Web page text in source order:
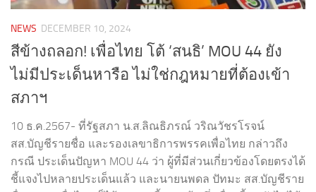
NEWS DECEMBER 10, 2024
สีข้างถลอก! เพื่อไทย โต้ ‘สนธิ’ MOU 44 ยัง
ไม่มีประเด็นหารือ ไม่ใช่กฎหมายที่ต้องเข้า
สภาฯ
10 ธ.ค.2567- ที่รัฐสภา น.ส.ลิณธิภรณ์ วริณวัชรโรจน์
สส.บัญชีรายชื่อ และรองเลขาธิการพรรคเพื่อไทย กล่าวถึง
กรณี ประเด็นปัญหา MOU 44 ว่า ผู้ที่มีส่วนเกี่ยวข้องโดยตรงได้
ชี้แจงไปหลายประเด็นแล้ว และนายนพดล ปัทมะ สส.บัญชีราย